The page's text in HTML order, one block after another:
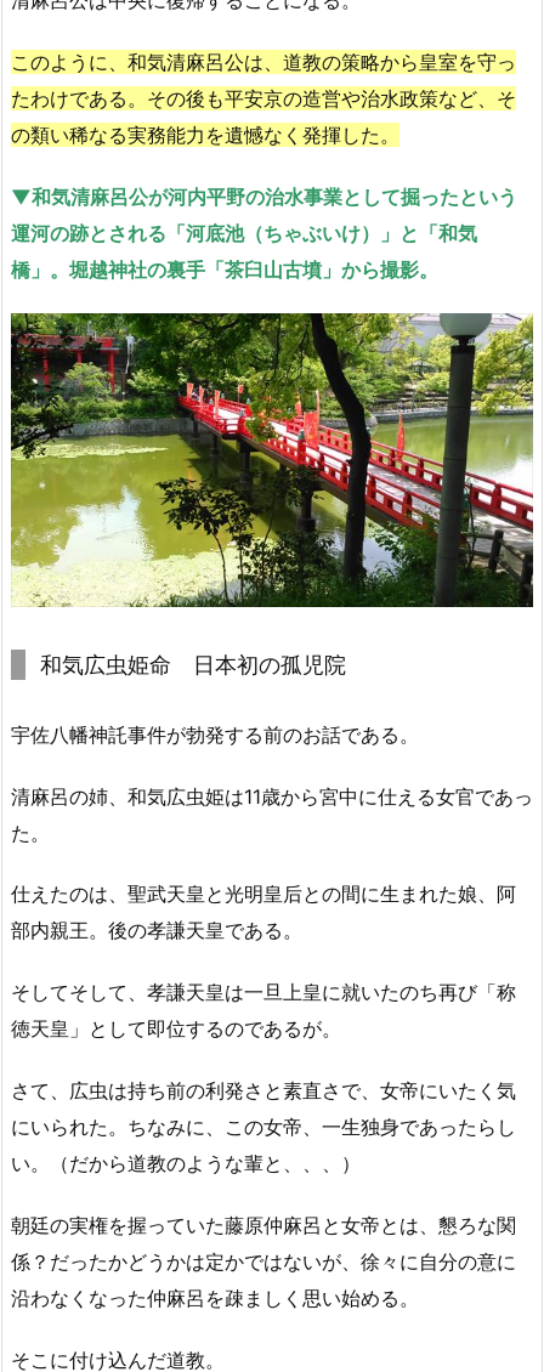
このように、和気清麻呂公は、道教の策略から皇室を守っ
たわけである。その後も平安京の造営や治水政策など、そ
の類い稀なる実務能力を遺憾なく発揮した。
▼和気清麻呂公が河内平野の治水事業として掘ったという
運河の跡とされる「河底池（ちゃぶいけ）」と「和気
橋」。堀越神社の裏手「茶臼山古墳」から撮影。
和気広虫姫命 日本初の孤児院
宇佐八幡神託事件が勃発する前のお話である。
清麻呂の姉、和気広虫姫は11歳から宮中に仕える女官であっ
た。
仕えたのは、聖武天皇と光明皇后との間に生まれた娘、阿
部内親王。後の孝謙天皇である。
そしてそして、孝謙天皇は一旦上皇に就いたのち再び「称
徳天皇」として即位するのであるが。
さて、広虫は持ち前の利発さと素直さで、女帝にいたく気
にいられた。ちなみに、この女帝、一生独身であったらし
い。（だから道教のような輩と、、、）
朝廷の実権を握っていた藤原仲麻呂と女帝とは、懇ろな関
係？だったかどうかは定かではないが、徐々に自分の意に
沿わなくなった仲麻呂を疎ましく思い始める。
そこに付け込んだ道教。